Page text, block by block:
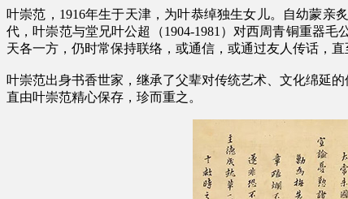
叶崇范，1916年生于天津，为叶恭绰独生女儿。自幼蒙亲
代，叶崇范与堂兄叶公超（1904-1981）对西周青铜重器
天各一方，仍时常保持联络，或通信，或通过友人传话，直
叶崇范出身书香世家，继承了父辈对传统艺术、文化绵延
直由叶崇范精心保存，珍而重之。